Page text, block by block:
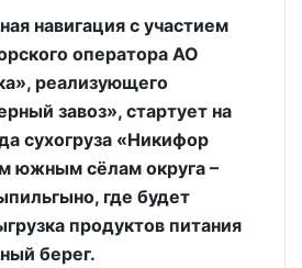
навигация с участием
оператора АО
реализующего
завоз», стартует на
сухогруза «Никифор
южным сёлам округа –
где будет
продуктов питания
берег.